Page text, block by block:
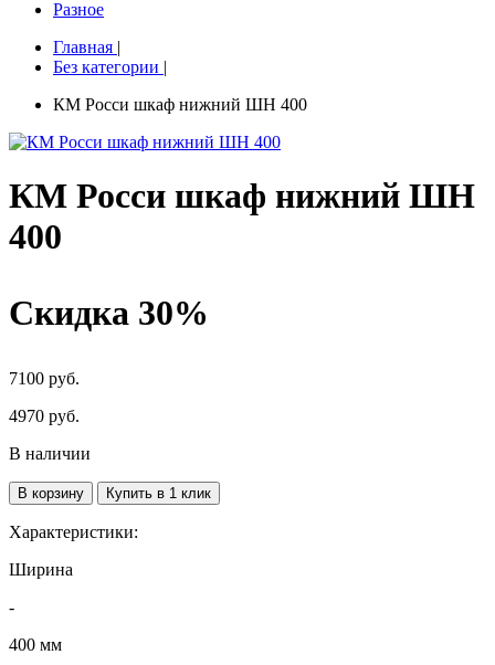
Разное
Главная |
Без категории |
КМ Росси шкаф нижний ШН 400
КМ Росси шкаф нижний ШН
400
Скидка 30%
7100 руб.
4970 руб.
В наличии
В корзину Купить в 1 клик
Характеристики:
Ширина
-
400 мм